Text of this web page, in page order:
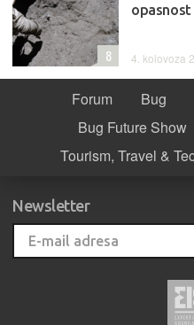
opasnost
4. kolovoza
8
Forum Bug
Bug Future Show
Tourism, Travel &
Newsletter